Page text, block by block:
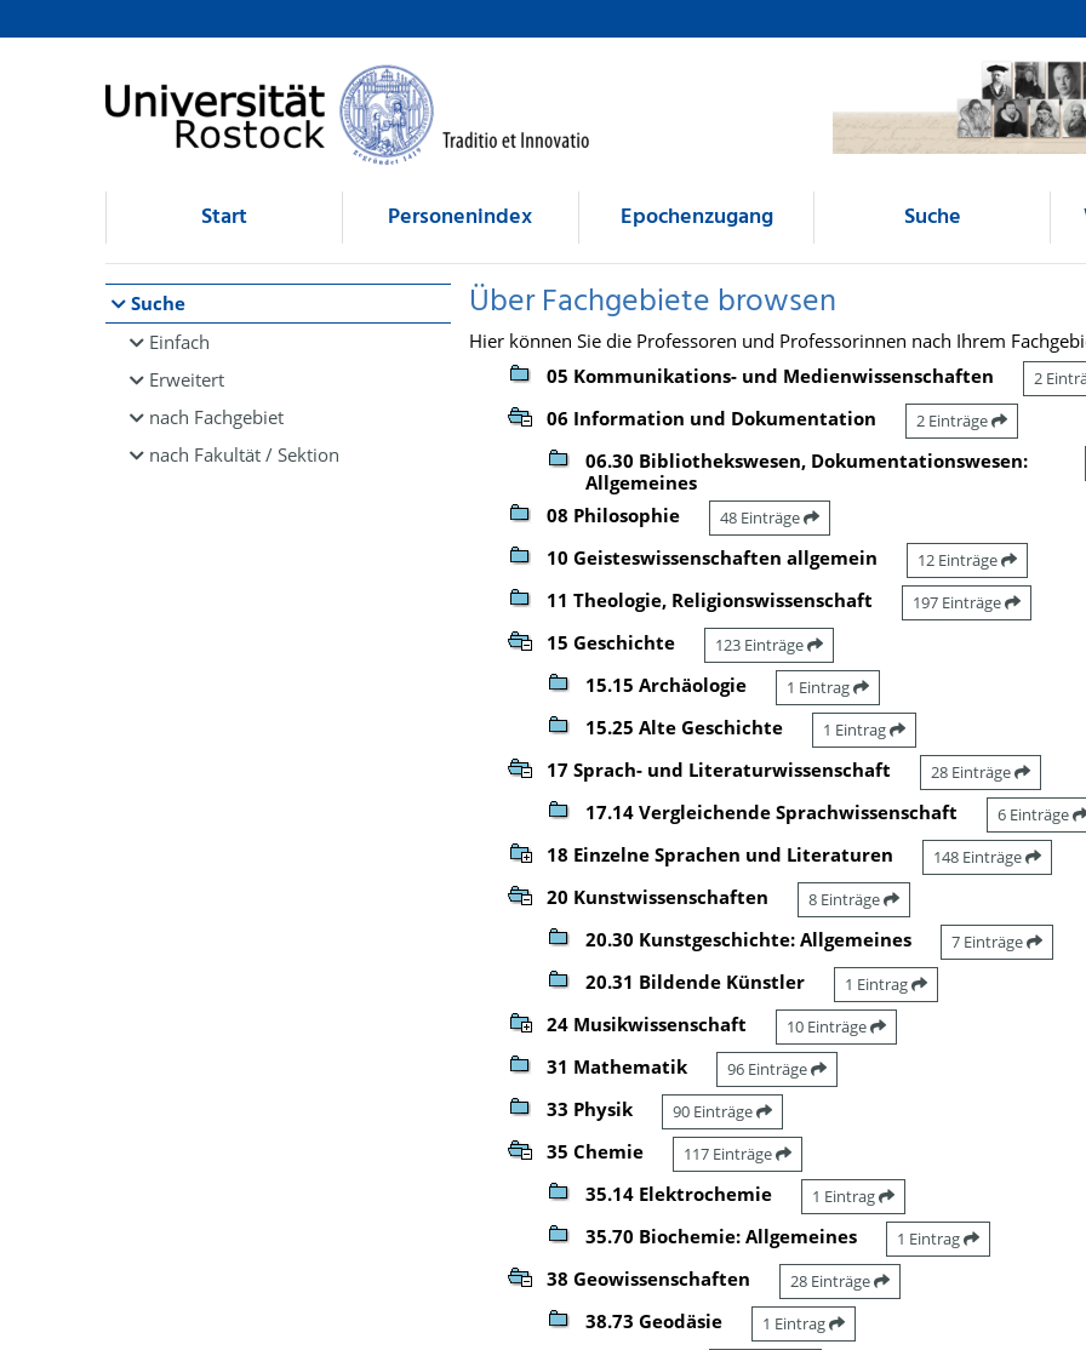
Browsen
direkt zum Inhalt
Start Personenindex Epochenzugang Suche
Suche
Einfach
Erweitert
nach Fachgebiet
nach Fakultät / Sektion
Über Fachgebiete browsen
Hier können Sie die Professoren und Professorinnen nach Ihrem
05 Kommunikations- und Medienwissenschaften
2
06 Information und Dokumentation 2 Einträge
06.30 Bibliothekswesen, Dokumentationswesen:
Allgemeines
08 Philosophie 48 Einträge
10 Geisteswissenschaften allgemein 12 Einträge
11 Theologie, Religionswissenschaft 197 Einträge
15 Geschichte 123 Einträge
15.15 Archäologie 1 Eintrag
15.25 Alte Geschichte 1 Eintrag
17 Sprach- und Literaturwissenschaft 28 Einträge
17.14 Vergleichende Sprachwissenschaft 6 Einträge
18 Einzelne Sprachen und Literaturen 148 Einträge
20 Kunstwissenschaften 8 Einträge
20.30 Kunstgeschichte: Allgemeines 7 Einträge
20.31 Bildende Künstler 1 Eintrag
24 Musikwissenschaft 10 Einträge
31 Mathematik 96 Einträge
33 Physik 90 Einträge
35 Chemie 117 Einträge
35.14 Elektrochemie 1 Eintrag
35.70 Biochemie: Allgemeines 1 Eintrag
38 Geowissenschaften 28 Einträge
38.73 Geodäsie 1 Eintrag